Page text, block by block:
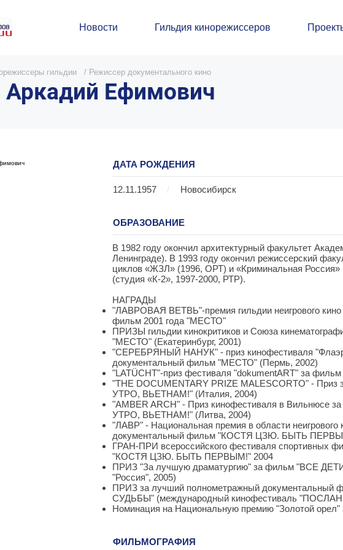
Новости Гильдия кинорежиссеров
гильдии / Режиссер документального кино
Аркадий Ефимович
ДАТА РОЖДЕНИЯ
12.11.1957 / Новосибирск
ОБРАЗОВАНИЕ
В 1982 году окончил архитектурный факультет
Ленинграде). В 1993 году окончил режиссерский
циклов «ЖЗЛ» (1996, ОРТ) и «Криминальная
(студия «К-2», 1997-2000, РТР).
НАГРАДЫ
"ЛАВРОВАЯ ВЕТВЬ"-премия гильдии неигрового
фильм 2001 года "МЕСТО"
ПРИЗЫ гильдии кинокритиков и Союза
"МЕСТО" (Екатеринбург, 2001)
"СЕРЕБРЯНЫЙ НАНУК" - приз кинофестиваля
документальный фильм "МЕСТО" (Пермь, 2002)
"LATÜCHT"-приз фестиваля "dokumentART" за
"THE DOCUMENTARY PRIZE MALESCORTO" -
УТРО, ВЬЕТНАМ!" (Италия, 2004)
"AMBER ARCH" - Приз кинофестиваля в Вильнюсе
УТРО, ВЬЕТНАМ!" (Литва, 2004)
"ЛАВР" - Национальная премия в области неигрового
документальный фильм "КОСТЯ ЦЗЮ. БЫТЬ
ГРАН-ПРИ всероссийского фестиваля спортивных
"КОСТЯ ЦЗЮ. БЫТЬ ПЕРВЫМ!" 2004
ПРИЗ "За лучшую драматургию" за фильм "ВСЕ
"Россия", 2005)
ПРИЗ за лучший полнометражный
СУДЬБЫ" (международный кинофестиваль
Номинация на Национальную премию "Золотой
ФИЛЬМОГРАФИЯ